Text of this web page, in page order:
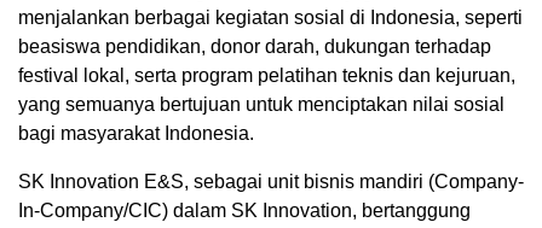
menjalankan berbagai kegiatan sosial di Indonesia, seperti
beasiswa pendidikan, donor darah, dukungan terhadap
festival lokal, serta program pelatihan teknis dan kejuruan,
yang semuanya bertujuan untuk menciptakan nilai sosial
bagi masyarakat Indonesia.
SK Innovation E&S, sebagai unit bisnis mandiri (Company-
In-Company/CIC) dalam SK Innovation, bertanggung